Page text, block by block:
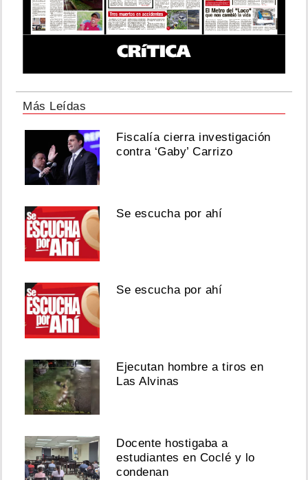
Más Leídas
Fiscalía cierra investigación
contra ‘Gaby’ Carrizo
Se escucha por ahí
Se escucha por ahí
Ejecutan hombre a tiros en
Las Alvinas
Docente hostigaba a
estudiantes en Coclé y lo
condenan